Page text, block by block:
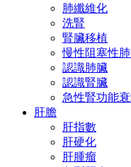
肺纖維化
洗腎
腎臟移植
慢性阻塞性
認識肺臟
認識腎臟
急性腎功能
肝膽
肝指數
肝硬化
肝腫瘤